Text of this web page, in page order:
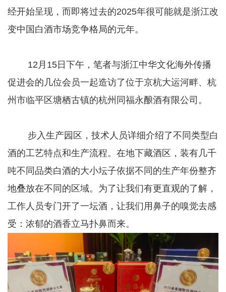
经开始呈现，而即将过去的2025年很可能就是浙江改
变中国白酒市场竞争格局的元年。
12月15日下午，笔者与浙江中华文化海外传播
促进会的几位会员一起造访了位于京杭大运河畔、杭
州市临平区塘栖古镇的杭州同福永酿酒有限公司。
步入生产园区，技术人员详细介绍了不同类型白
酒的工艺特点和生产流程。在地下藏酒区，装有几千
吨不同品类白酒的大小坛子依据不同的生产年份整齐
地叠放在不同的区域。为了让我们有更直观的了解，
工作人员专门开了一坛酒，让我们用鼻子的嗅觉去感
受：浓郁的酒香立马扑鼻而来。